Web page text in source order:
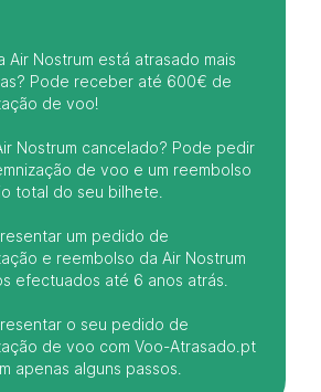
Air Nostrum está atrasado mais
Pode receber até 600€ de
de voo!
Nostrum cancelado? Pode pedir
de voo e um reembolso
total do seu bilhete.
um pedido de
e reembolso da Air Nostrum
efectuados até 6 anos atrás.
o seu pedido de
de voo com Voo-Atrasado.pt
apenas alguns passos.